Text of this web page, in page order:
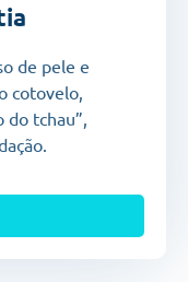
de pele e
cotovelo,
do tchau”,